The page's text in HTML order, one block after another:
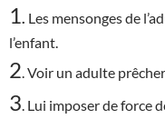
1
Les mensonges de
l’enfant.
2 . Voir un adulte
3 . Lui imposer de force